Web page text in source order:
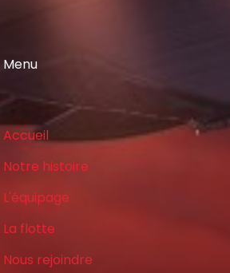
Menu
Accueil
Notre histoire
L'équipage
La flotte
Nous rejoindre